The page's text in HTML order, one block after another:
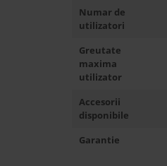
Numar de
utilizatori
Greutate
maxima
utilizator
Accesorii
disponibile
Garantie